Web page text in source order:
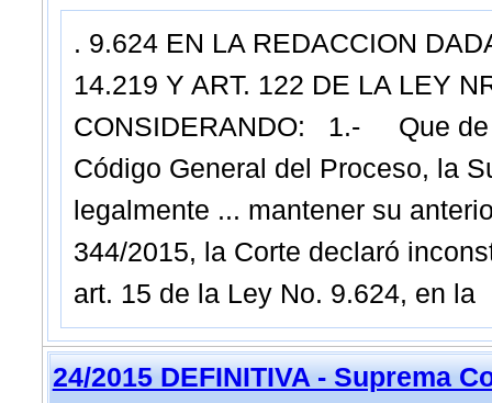
. 9.624 EN LA REDACCION
14.219 Y ART. 122 DE LA LEY
CONSIDERANDO: 1.- Que de
Código General del Proceso, la
legalmente ... mantener su
344/2015, la Corte declaró
art. 15 de la Ley No. 9.624, en la
24/2015 DEFINITIVA - Suprema